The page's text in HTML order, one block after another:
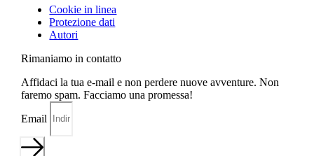
Cookie in linea
Protezione dati
Autori
Rimaniamo in contatto
Affidaci la tua e-mail e non perdere nuove avventure. Non
faremo spam. Facciamo una promessa!
Email